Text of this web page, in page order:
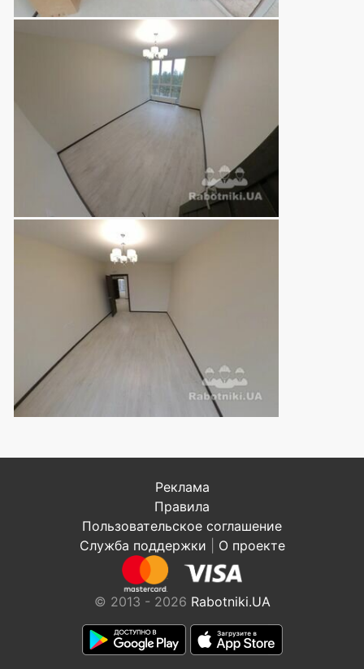
Реклама
Правила
Пользовательское соглашение
Служба поддержки
О проекте
© 2013 - 2026 Rabotniki.UA